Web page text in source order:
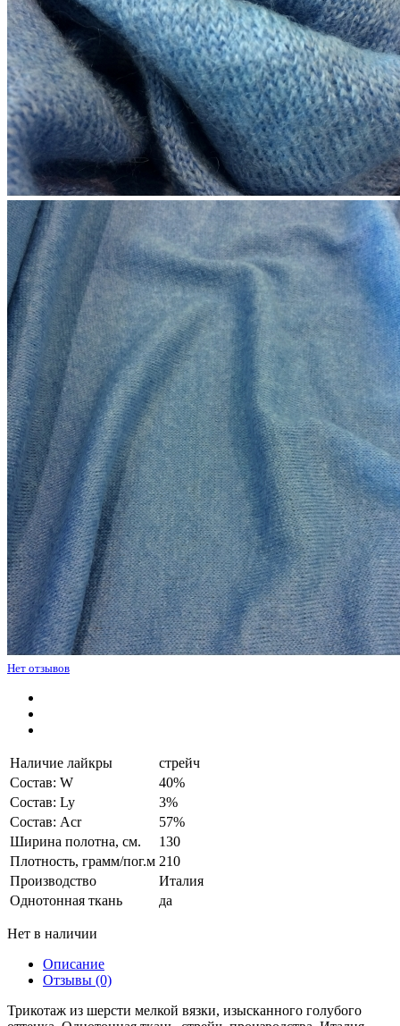
Нет отзывов
Наличие лайкры
стрейч
Состав: W
40%
Состав: Ly
3%
Состав: Acr
57%
Ширина полотна, см.
130
Плотность, грамм/пог.м 210
Производство
Италия
Однотонная ткань
да
Нет в наличии
Описание
Отзывы (0)
Трикотаж из шерсти мелкой вязки, изысканного голубого